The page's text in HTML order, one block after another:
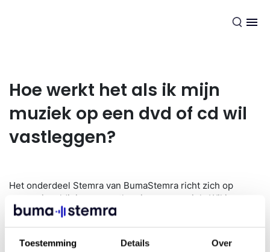
Toestemming Details Over
Hoe werkt het als ik mijn
muziek op een dvd of cd wil
vastleggen?
Het onderdeel Stemra van BumaStemra richt zich op
vermenigvuldiging en vastlegging van muziek. Wil je
muziek vastleggen op beeld- of geluidsdragers zoals dvd’s
platenmaatschappijen, importeurs, omroepen,